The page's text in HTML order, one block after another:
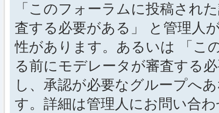
「このフォーラムに投稿され
査する必要がある」 と管理人
性があります。あるいは 「こ
る前にモデレータが審査する
し、承認が必要なグループへ
す。詳細は管理人にお問い合